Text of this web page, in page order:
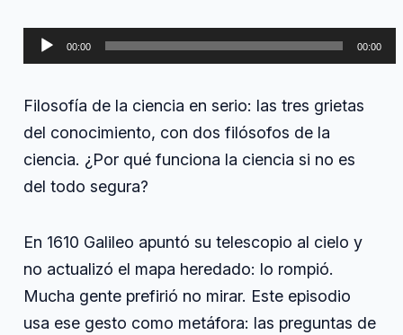
tres
Con
Alfredo
Marcos
y
Reproductor
de
00:00 00:00
Filosofía de la ciencia en serio: las tres grietas
del conocimiento, con dos filósofos de la
ciencia. ¿Por qué funciona la ciencia si no es
del todo segura?
En 1610 Galileo apuntó su telescopio al cielo y
no actualizó el mapa heredado: lo rompió.
Mucha gente prefirió no mirar. Este episodio
usa ese gesto como metáfora: las preguntas de